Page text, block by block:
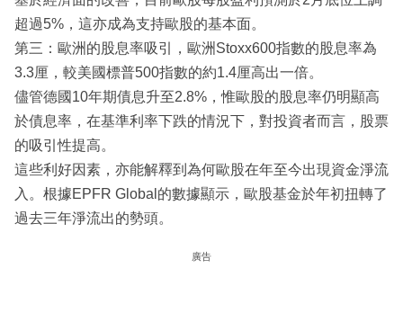
超過5%，這亦成為支持歐股的基本面。
第三：歐洲的股息率吸引，歐洲Stoxx600指數的股息率為
3.3厘，較美國標普500指數的約1.4厘高出一倍。
儘管德國10年期債息升至2.8%，惟歐股的股息率仍明顯高
於債息率，在基準利率下跌的情況下，對投資者而言，股票
的吸引性提高。
這些利好因素，亦能解釋到為何歐股在年至今出現資金淨流
入。根據EPFR Global的數據顯示，歐股基金於年初扭轉了
過去三年淨流出的勢頭。
廣告